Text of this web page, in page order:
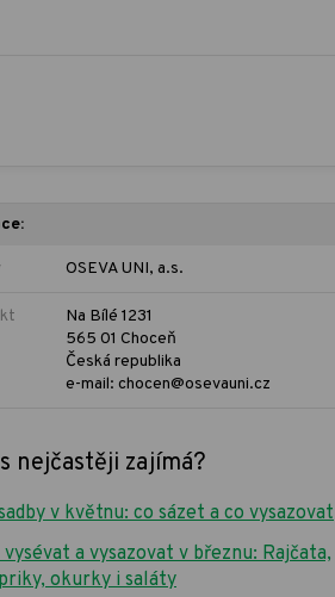
OSEVA UNI, a.s.
Na Bílé 1231
565 01 Choceň
Česká republika
e-mail: chocen@osevauni.cz
nejčastěji zajímá?
v květnu: co sázet a co vysazovat
vysévat a vysazovat v březnu: Rajčata,
okurky i saláty